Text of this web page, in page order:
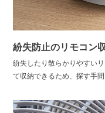
紛失防止のリモコン
紛失したり散らかりやすい
て収納できるため、探す手